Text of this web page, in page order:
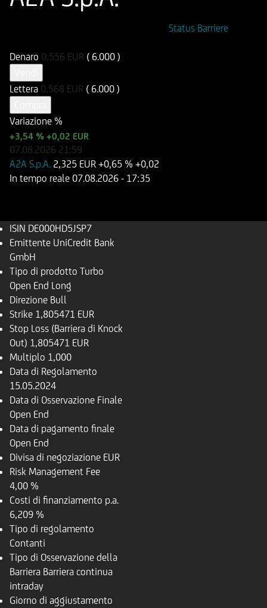
Status Barriere
Denaro 0,556 EUR ( 6.000 )
Lettera 0,568 EUR ( 6.000 )
Variazione %
+3,54 % +0,02 EUR
07.08.2026 21:59
A2A S.p.A. 2,325 EUR +0,65 % +0,02
In tempo reale 07.08.2026 - 17:35
ISIN DE000HD5JSP7
Emittente UniCredit Bank
GmbH
Tipo di prodotto Turbo
Open End Long
Direzione Bull
Strike 1,805471 EUR
Stop Loss (Barriera di Knock
Out) 1,805471 EUR
Multiplo 1,000
Data di Regolamento
15.05.2024
Data di Osservazione Finale
Open End
Data di pagamento finale
Open End
Divisa di negoziazione EUR
Risk Management Fee
4,00 %
Costi di finanziamento p.a.
6,209 %
Tipo di regolamento
Contanti
Tipo di Osservazione della
Barriera Barriera continua
intraday
Giorno di aggiustamento